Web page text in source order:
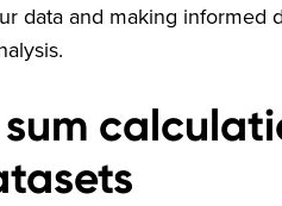
data and making informed